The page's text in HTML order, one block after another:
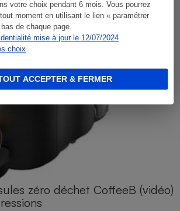
votre choix pendant 6 mois. Vous pourrez
moment en utilisant le lien « paramétrer
de chaque page.
mise à jour le 12/07/2024
choix
ACCEPTER & FERMER
zéro déchet CoffeeB (vidéo)